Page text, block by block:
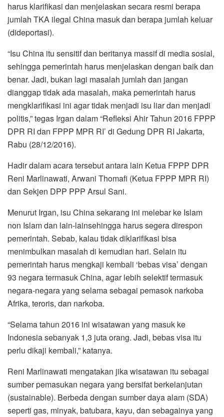
harus klarifikasi dan menjelaskan secara resmi berapa
jumlah TKA ilegal China masuk dan berapa jumlah keluar
(dideportasi).
“Isu China itu sensitif dan beritanya massif di media sosial,
sehingga pemerintah harus menjelaskan dengan baik dan
benar. Jadi, bukan lagi masalah jumlah dan jangan
dianggap tidak ada masalah, maka pemerintah harus
mengklarifikasi ini agar tidak menjadi isu liar dan menjadi
politis,” tegas Irgan dalam “Refleksi Ahir Tahun 2016 FPPP
DPR RI dan FPPP MPR RI’ di Gedung DPR RI Jakarta,
Rabu (28/12/2016).
Hadir dalam acara tersebut antara lain Ketua FPPP DPR
Reni Marlinawati, Arwani Thomafi (Ketua FPPP MPR RI)
dan Sekjen DPP PPP Arsul Sani.
Menurut Irgan, isu China sekarang ini melebar ke Islam
non Islam dan lain-lainsehingga harus segera direspon
pemerintah. Sebab, kalau tidak diklarifikasi bisa
menimbulkan masalah di kemudian hari. Selain itu
pemerintah harus mengkaji kembali ‘bebas visa’ dengan
93 negara termasuk China, agar lebih selektif termasuk
negara-negara yang selama sebagai pemasok narkoba
Afrika, teroris, dan narkoba.
“Selama tahun 2016 ini wisatawan yang masuk ke
Indonesia sebanyak 1,3 juta orang. Jadi, bebas visa itu
perlu dikaji kembali,” katanya.
Reni Marlinawati mengatakan jika wisatawan itu sebagai
sumber pemasukan negara yang bersifat berkelanjutan
(sustainable). Berbeda dengan sumber daya alam (SDA)
seperti gas, minyak, batubara, kayu, dan sebagainya yang